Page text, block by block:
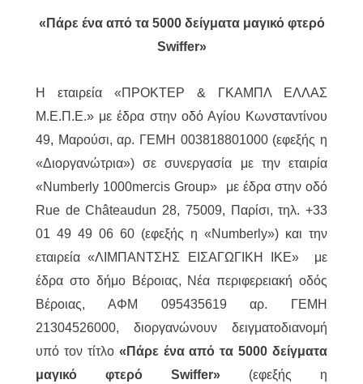
«Πάρε ένα από τα 5000 δείγματα μαγικό φτερό
Swiffer»
Η εταιρεία «ΠΡΟΚΤΕΡ & ΓΚΑΜΠΛ ΕΛΛΑΣ
M.Ε.Π.Ε.» με έδρα στην οδό Αγίου Κωνσταντίνου
49, Μαρούσι, αρ. ΓΕΜΗ 003818801000 (εφεξής η
«Διοργανώτρια») σε συνεργασία με την εταιρία
«Numberly 1000mercis Group» με έδρα στην οδό
Rue de Châteaudun 28, 75009, Παρίσι, τηλ. +33
01 49 49 06 60 (εφεξής η «Numberly») και την
εταιρεία «ΛΙΜΠΑΝΤΣΗΣ ΕΙΣΑΓΩΓΙΚΗ ΙΚΕ» με
έδρα στο δήμο Βέροιας, Νέα περιφερειακή οδός
Βέροιας, ΑΦΜ 095435619 αρ. ΓΕΜΗ
21304526000, διοργανώνουν δειγματοδιανομή
υπό τον τίτλο«Πάρε ένα από τα 5000 δείγματα
μαγικό φτερό Swiffer» (εφεξής η